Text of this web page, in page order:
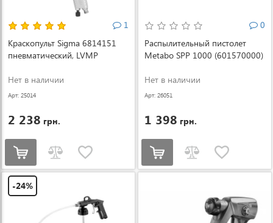
1
Краскопульт Sigma 6814151
пневматический, LVMP
Нет в наличии
Арт: 25014
2 238 грн.
0
Распылительный пистолет
Metabo SPP 1000 (601570000)
Нет в наличии
Арт: 26051
1 398 грн.
-24%